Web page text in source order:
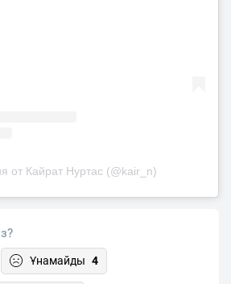
от Кайрат Нуртас (@kair_n)
Ұнамайды 4